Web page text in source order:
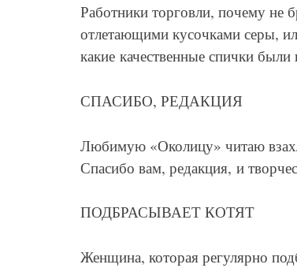
Работники торговли, почему не
отлетающими кусочками серы,
какие качественные спички были
СПАСИБО, РЕДАКЦИЯ
Любимую «Околицу» читаю
Спасибо вам, редакция, и
ПОДБРАСЫВАЕТ КОТЯТ
Женщина, которая регулярно